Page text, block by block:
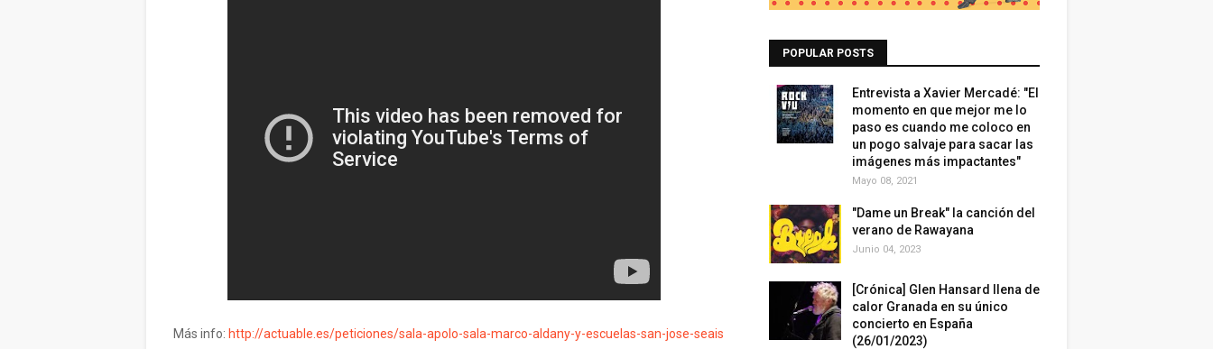
Más info: http://actuable.es/peticiones/sala-apolo-sala-marco-aldany-y-escuelas-san-jose-seais
POPULAR POSTS
Entrevista a Xavier Mercadé: "El
momento en que mejor me lo
paso es cuando me coloco en
un pogo salvaje para sacar las
imágenes más impactantes"
Mayo 08, 2021
"Dame un Break" la canción del
verano de Rawayana
Junio 04, 2023
[Crónica] Glen Hansard llena de
calor Granada en su único
concierto en España
(26/01/2023)